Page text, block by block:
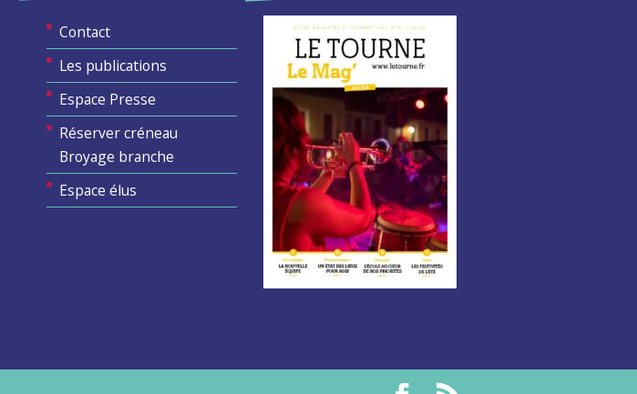
Contact
Les publications
Espace Presse
Réserver créneau
Broyage branche
Espace élus